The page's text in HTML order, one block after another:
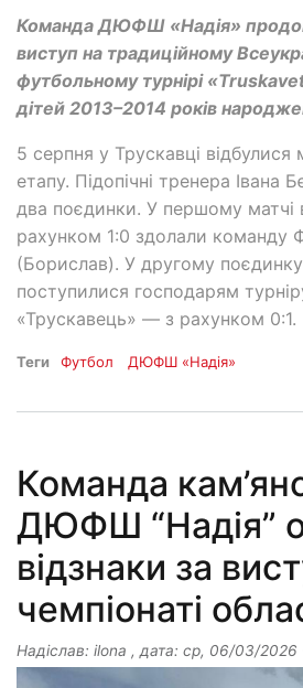
Команда ДЮФШ «Надія»
виступ на традиційному
футбольному турнірі
дітей 2013–2014 років
5 серпня у Трускавці відбулися
етапу. Підопічні тренера Івана
два поєдинки. У першому матчі
рахунком 1:0 здолали команду
(Борислав). У другому поєдинку
поступилися господарям
«Трускавець» — з рахунком 0:1.
Теги Футбол ДЮФШ «Надія»
Команда
ДЮФШ “Надія”
відзнаки за
чемпіонаті
Надіслав: ilona , дата: ср, 06/03/2026